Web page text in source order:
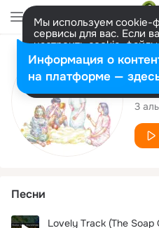
Мы используем cookie-
сервисы для вас. Если
настроить cookie-
представитель. Больше
Разрешить все
3
Песни
Lovely Track (The Soap
Информация о
на платформе —